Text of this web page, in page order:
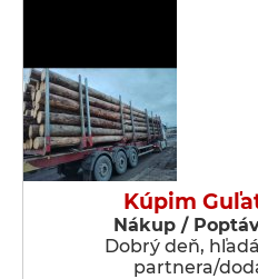
Kúpim
Nákup /
Dobrý deň,
partnera/